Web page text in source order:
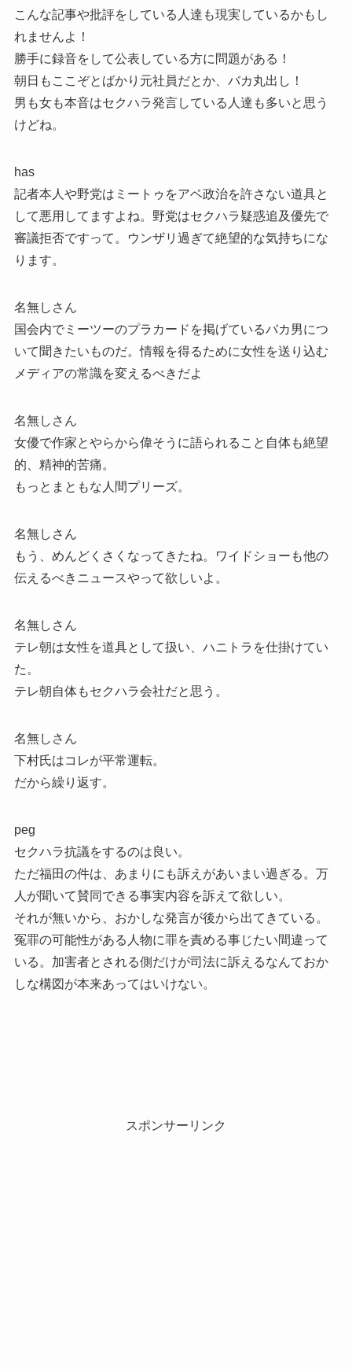
こんな記事や批評をしている人達も現実しているかもし
れませんよ！
勝手に録音をして公表している方に問題がある！
朝日もここぞとばかり元社員だとか、バカ丸出し！
男も女も本音はセクハラ発言している人達も多いと思う
けどね。
has
記者本人や野党はミートゥをアベ政治を許さない道具と
して悪用してますよね。野党はセクハラ疑惑追及優先で
審議拒否ですって。ウンザリ過ぎて絶望的な気持ちにな
ります。
名無しさん
国会内でミーツーのプラカードを掲げているバカ男につ
いて聞きたいものだ。情報を得るために女性を送り込む
メディアの常識を変えるべきだよ
名無しさん
女優で作家とやらから偉そうに語られること自体も絶望
的、精神的苦痛。
もっとまともな人間プリーズ。
名無しさん
もう、めんどくさくなってきたね。ワイドショーも他の
伝えるべきニュースやって欲しいよ。
名無しさん
テレ朝は女性を道具として扱い、ハニトラを仕掛けてい
た。
テレ朝自体もセクハラ会社だと思う。
名無しさん
下村氏はコレが平常運転。
だから繰り返す。
peg
セクハラ抗議をするのは良い。
ただ福田の件は、あまりにも訴えがあいまい過ぎる。万
人が聞いて賛同できる事実内容を訴えて欲しい。
それが無いから、おかしな発言が後から出てきている。
冤罪の可能性がある人物に罪を責める事じたい間違って
いる。加害者とされる側だけが司法に訴えるなんておか
しな構図が本来あってはいけない。
スポンサーリンク